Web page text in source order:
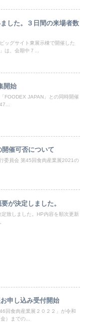
した。３日間の来場者数
ッグサイト東展示棟で開催した
は、会期中７...
開始
FOODEX JAPAN」との同時開催
催可否について
委員会 第45回食肉産業展2021の
が決定しました。
致しました。HP内容を順次更新
申し込み受付開始
回食肉産業展２０２２」が令和
）までの...